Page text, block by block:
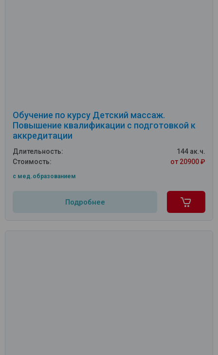
Обучение по курсу Детский массаж.
Повышение квалификации с подготовкой к
аккредитации
Длительность:
144 ак.ч.
Стоимость:
от 20900 ₽
c мед.образованием
Подробнее